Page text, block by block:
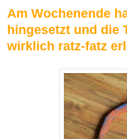
Am Wochenende
hingesetzt und die
wirklich ratz-fatz